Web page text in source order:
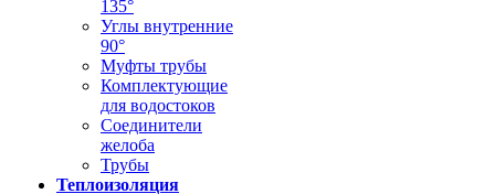
135°
Углы внутренние
90°
Муфты трубы
Комплектующие
для водостоков
Соединители
желоба
Трубы
Теплоизоляция